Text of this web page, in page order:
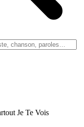
Je Te Vois